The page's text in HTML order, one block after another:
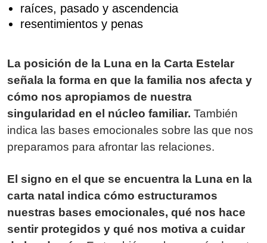
raíces, pasado y ascendencia
resentimientos y penas
La posición de la Luna en la Carta Estelar
señala la forma en que la familia nos afecta y
cómo nos apropiamos de nuestra
singularidad en el núcleo familiar. También
indica las bases emocionales sobre las que nos
preparamos para afrontar las relaciones.
El signo en el que se encuentra la Luna en la
carta natal indica cómo estructuramos
nuestras bases emocionales, qué nos hace
sentir protegidos y qué nos motiva a cuidar